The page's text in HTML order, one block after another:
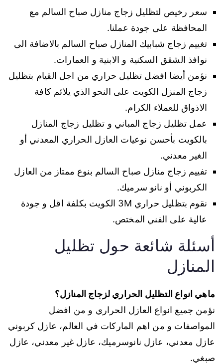
سعر رخيص لتظليل زجاج منازل صباح السالم مع
المحافظة على جودة عملنا.
تغييم زجاج شبابيك المنازل صباح السالم بالاضافة الى
نوافذ الشقق السكنية و الابنية و العمارات.
نؤمن أيضا افضل تظليل حراري من اجل القيام بتظليل
زجاج المنزل الكويت على النحو الذي يلائم كافة
الاذواق للعملاء الكرام.
عمل تظليل زجاج المباني و تظليل زجاج المنازل
بالكويت بأحسن نوعيات العازل الحراري المعدني أو
الغير معدني.
تفييم زجاج منازل صباح السالم بنوع ممتاز من العازل
الكربوني أو نانو سرميك.
نقوم بتظليل حراري 3M الكويت بكلفة اقل و جودة
عالية على الفني المختص.
أسئلة شائعة حول تظليل
المنازل
ماهي انواع التظليل الحراري لزجاج المنازل؟
نؤمن جميع انواع العازل الحراري و من افضل
المواصفات و من اهم الماركات في العالم، عازل كربوني
عازل معدني، عازل نانوسرميك، عازل غير معدني، عازل
صبغي.